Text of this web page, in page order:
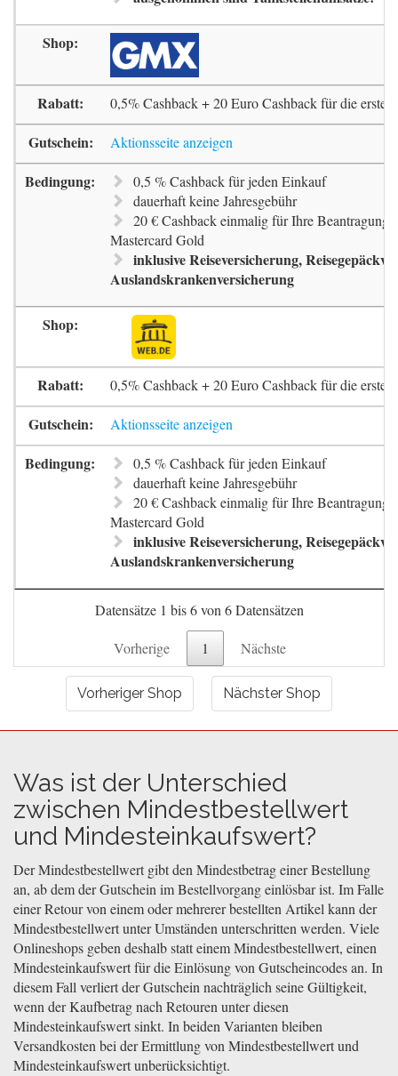
0,5% Cashback + 20 Euro Cashback für die erste
Aktionsseite anzeigen
0,5 % Cashback für jeden Einkauf
dauerhaft keine Jahresgebühr
20 € Cashback einmalig für Ihre Beantragung
Mastercard Gold
inklusive Reiseversicherung,
Auslandskrankenversicherung
0,5% Cashback + 20 Euro Cashback für die erste
Aktionsseite anzeigen
0,5 % Cashback für jeden Einkauf
dauerhaft keine Jahresgebühr
20 € Cashback einmalig für Ihre Beantragung
Mastercard Gold
inklusive Reiseversicherung,
Auslandskrankenversicherung
Datensätze 1 bis 6 von 6 Datensätzen
Vorherige 1 Nächste
Vorheriger Shop Nächster Shop
Was ist der Unterschied
zwischen Mindestbestellwert
und Mindesteinkaufswert?
Der Mindestbestellwert gibt den Mindestbetrag einer Bestellung
an, ab dem der Gutschein im Bestellvorgang einlösbar ist. Im Falle
einer Retour von einem oder mehrerer bestellten Artikel kann der
Mindestbestellwert unter Umständen unterschritten werden. Viele
Onlineshops geben deshalb statt einem Mindestbestellwert, einen
Mindesteinkaufswert für die Einlösung von Gutscheincodes an. In
diesem Fall verliert der Gutschein nachträglich seine Gültigkeit,
wenn der Kaufbetrag nach Retouren unter diesen
Mindesteinkaufswert sinkt. In beiden Varianten bleiben
Versandkosten bei der Ermittlung von Mindestbestellwert und
Mindesteinkaufswert unberücksichtigt.